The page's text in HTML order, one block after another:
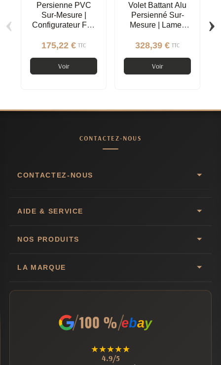
Persienne PVC
Sur-Mesure |
Configurateur Full
175,22 € TTC
Voir
Volet Battant Alu
Persienné Sur-
Mesure | Lames
Réglables
328,39 € TTC
Voir
‹ ›
CONTACTEZ-NOUS
CONTACTEZ-NOUS
AIDE & SERVICE
NOS PRODUITS
LA MARQUE
ebay
★★★★★
4.9/5